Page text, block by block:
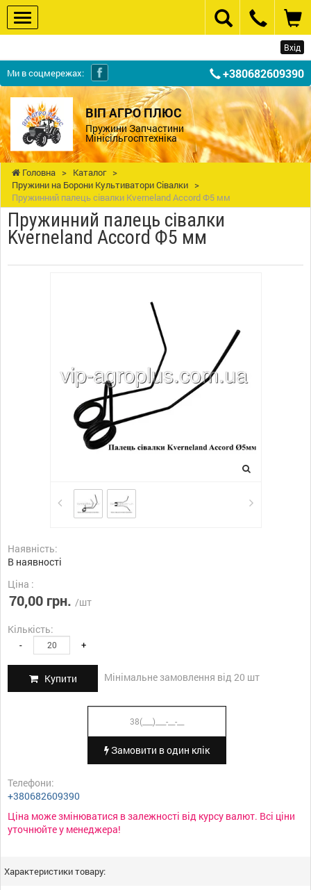
Вхід
Ми в соцмережах: +380682609390
ВІП АГРО ПЛЮС
Пружини Запчастини
Мінісільгосптехніка
Головна > Каталог >
Пружини на Борони Культиватори Сівалки >
Пружинний палець сівалки Kverneland Accord Ф5 мм
Пружинний палець сівалки
Kverneland Accord Ф5 мм
Наявність:
В наявності
Ціна :
70,00 грн. /шт
Кількість:
- +
Купити Мінімальне замовлення від 20 шт
Замовити в один клік
Телефони:
+380682609390
Ціна може змінюватися в залежності від курсу валют. Всі ціни
уточнюйте у менеджера!
Характеристики товару: